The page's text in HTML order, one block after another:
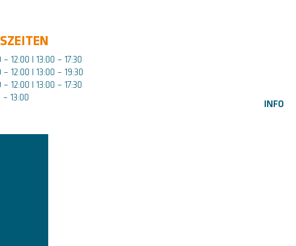
– 12:00 I 13:00 – 17:30
– 12:00 I 13:00 – 19:30
– 12:00 I 13:00 – 17:30
– 13:00
INFO